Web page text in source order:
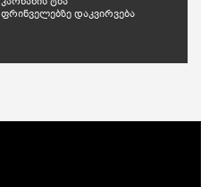
ფრინველებზე დაკვირვება